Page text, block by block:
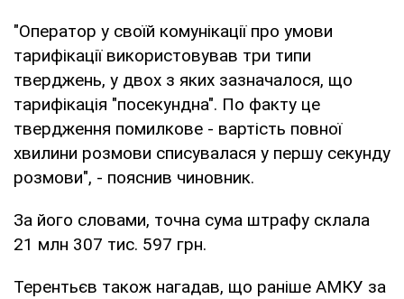
"Оператор у своїй комунікації про умови
тарифікації використовував три типи
тверджень, у двох з яких зазначалося, що
тарифікація "посекундна". По факту це
твердження помилкове - вартість повної
хвилини розмови списувалася у першу секунду
розмови", - пояснив чиновник.
За його словами, точна сума штрафу склала
21 млн 307 тис. 597 грн.
Терентьєв також нагадав, що раніше АМКУ за